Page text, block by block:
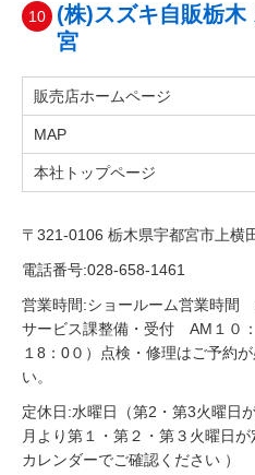
10
(株)スズキ自販栃
宮
販売店ホームページ
MAP
本社トップページ
〒321-0106 栃木県宇都宮市上横
電話番号:028-658-1461
営業時間:ショールーム営業時間
サービス課整備・受付 AM１０
１8：0０）点検・修理はご予約
い。
定休日:水曜日（第2・第3火曜
月より第１・第２・第３火曜日
カレンダーでご確認ください ）